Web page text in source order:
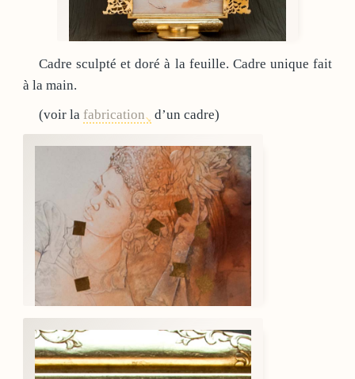
Cadre sculpté et doré à la feuille. Cadre unique fait
à la main.
(voir la fabrication d’un cadre)